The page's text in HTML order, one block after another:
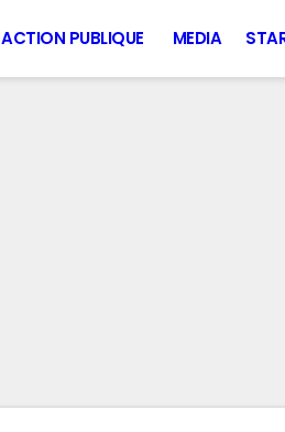
ACTION PUBLIQUE MEDIA